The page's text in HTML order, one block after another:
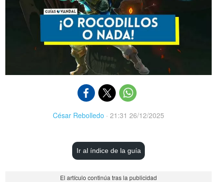
César Rebolledo · 21:31 26/12/2025
Ir al índice de la guía